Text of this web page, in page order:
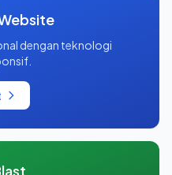
dengan teknologi